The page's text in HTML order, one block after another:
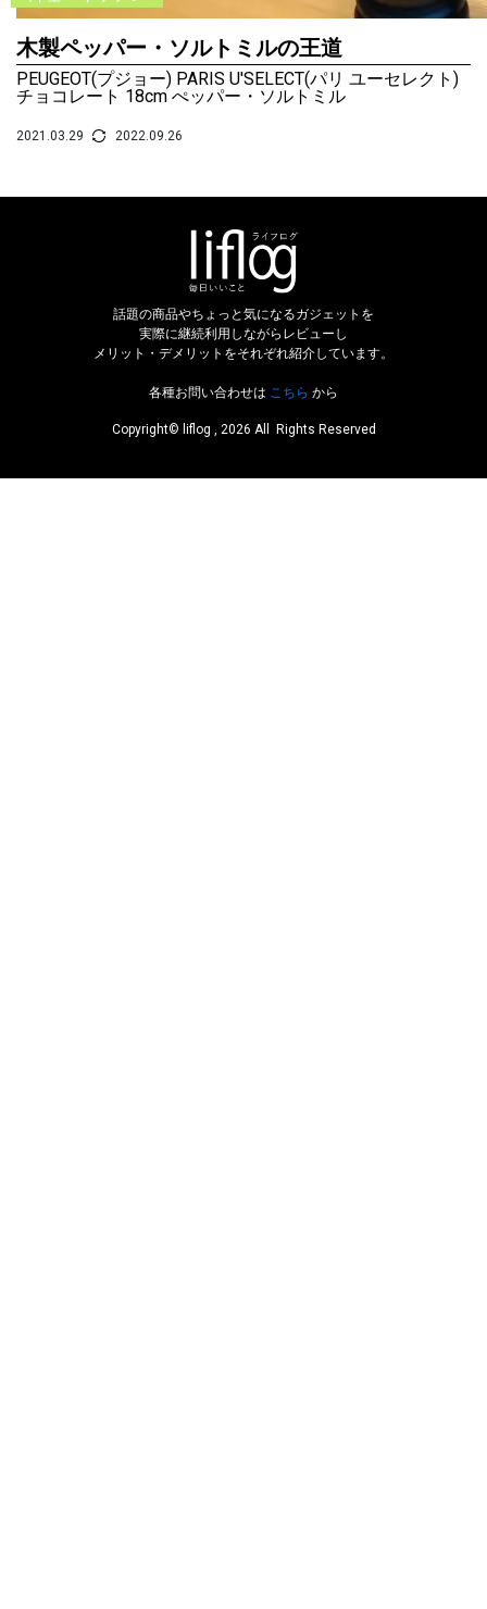
木製ペッパー・ソルトミルの王道
PEUGEOT(プジョー) PARIS U'SELECT(パリ ユーセレクト)
チョコレート 18cm ぺッパー・ソルトミル
2021.03.29 2022.09.26
話題の商品やちょっと気になるガジェットを
実際に継続利用しながらレビューし
メリット・デメリットをそれぞれ紹介しています。
各種お問い合わせは こちら から
Copyright© liflog , 2026 All Rights Reserved